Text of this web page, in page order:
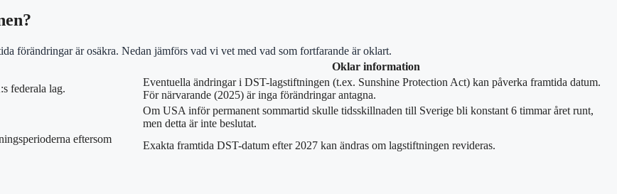
förändringar är osäkra. Nedan jämförs vad vi vet med vad som fortfarande är oklart.
Oklar information
federala lag.
Eventuella ändringar i DST-lagstiftningen (t.ex. Sunshine Protection Act) kan påverka framtida datum.
För närvarande (2025) är inga förändringar antagna.
Om USA inför permanent sommartid skulle tidsskillnaden till Sverige bli konstant 6 timmar året runt,
men detta är inte beslutat.
eftersom
Exakta framtida DST-datum efter 2027 kan ändras om lagstiftningen revideras.